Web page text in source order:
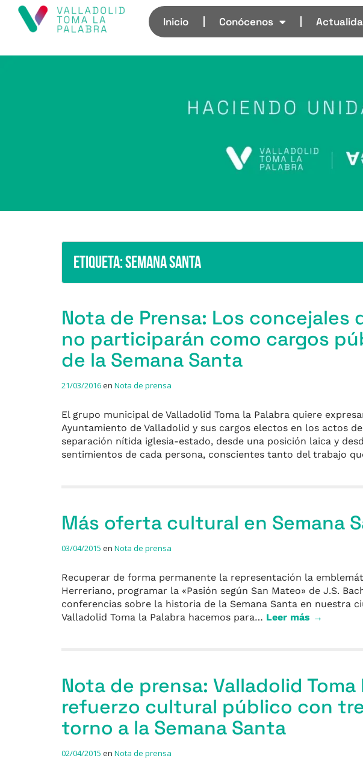
Inicio Conócenos
Etiqueta:Semana Santa
Nota de Prensa: Los concejales
no participarán como cargos
de la Semana Santa
21/03/2016en Nota de prensa
El grupo municipal de Valladolid Toma la Palabra quiere
Ayuntamiento de Valladolid y sus cargos electos en los actos
separación nítida iglesia-estado, desde una posición laica y
sentimientos de cada persona, conscientes tanto del trabajo
Más oferta cultural en Semana
03/04/2015 en Nota de prensa
Recuperar de forma permanente la representación la
Herreriano, programar la «Pasión según San Mateo» de J.S.
conferencias sobre la historia de la Semana Santa en nuestra
Valladolid Toma la Palabra hacemos para… Leer más →
Nota de prensa: Valladolid
refuerzo cultural público con
torno a la Semana Santa
02/04/2015 en Nota de prensa